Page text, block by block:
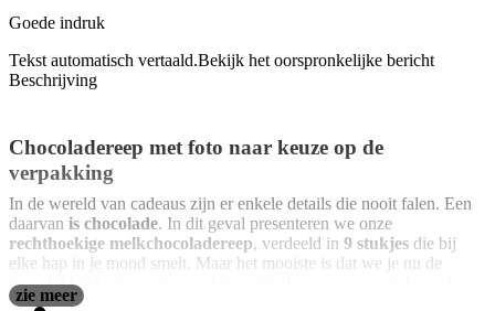
Goede indruk
Tekst automatisch vertaald.Bekijk het oorspronkelijke bericht
Beschrijving
Chocoladereep met foto naar keuze op de
verpakking
In de wereld van cadeaus zijn er enkele details die nooit falen. Een
daarvan is chocolade. In dit geval presenteren we onze
rechthoekige melkchocoladereep, verdeeld in 9 stukjes die bij
elke hap in je mond smelt. Maar het mooiste is dat we je nu de
mogelijkheid geven om van deze traktatie een nog specialer cadeau
te maken, door
zie meer